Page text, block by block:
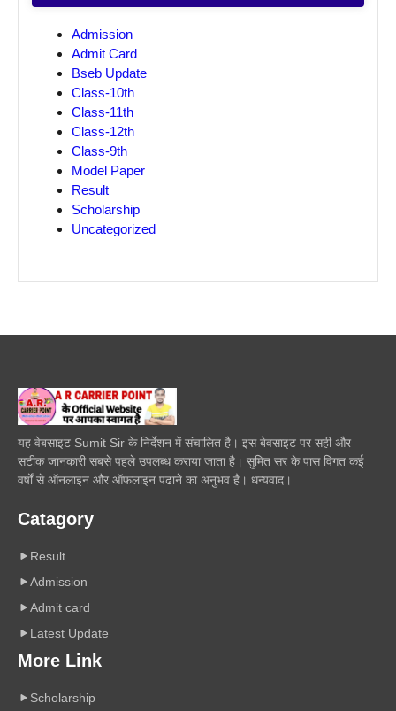
Admission
Admit Card
Bseb Update
Class-10th
Class-11th
Class-12th
Class-9th
Model Paper
Result
Scholarship
Uncategorized
यह वेबसाइट Sumit Sir के निर्देशन में संचालित है। इस बेवसाइट पर सही और
सटीक जानकारी सबसे पहले उपलब्ध कराया जाता है। सुमित सर के पास विगत कई
वर्षों से ऑनलाइन और ऑफलाइन पढाने का अनुभव है। धन्यवाद।
Catagory
Result
Admission
Admit card
Latest Update
More Link
Scholarship